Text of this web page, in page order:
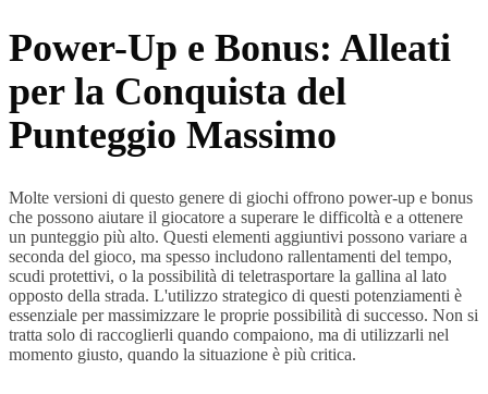
Power-Up e Bonus: Alleati
per la Conquista del
Punteggio Massimo
Molte versioni di questo genere di giochi offrono power-up e bonus
che possono aiutare il giocatore a superare le difficoltà e a ottenere
un punteggio più alto. Questi elementi aggiuntivi possono variare a
seconda del gioco, ma spesso includono rallentamenti del tempo,
scudi protettivi, o la possibilità di teletrasportare la gallina al lato
opposto della strada. L'utilizzo strategico di questi potenziamenti è
essenziale per massimizzare le proprie possibilità di successo. Non si
tratta solo di raccoglierli quando compaiono, ma di utilizzarli nel
momento giusto, quando la situazione è più critica.